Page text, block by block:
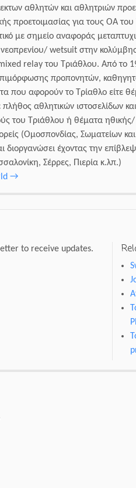
αθλητών και αθλητριών
προετοιμασίας για τους ΟΑ
με σημείο αναφοράς
wetsuit στην
relay του Τριάθλου. Από το
προπονητών,
που αφορούν το Τρίαθλο είτε
πλήθος αθλητικών ιστοσελίδων
του Τριάθλου ή θέματα ηθικής/
(Ομοσπονδίας, Σωματείων
διοργανώσει έχοντας την
Σέρρες, Πιερία κ.λπ.)
→
to receive updates.